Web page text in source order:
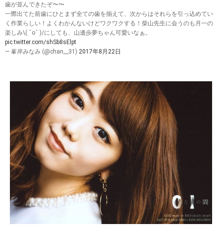
歯が並んできたぞ〜〜
一際出てた前歯にひとまず全ての歯を揃えて、次からはそれらを引っ込めてい
く作業らしい！よくわかんないけどワクワクする！柴山先生に会うのも月一の
楽しみ\( ˆoˆ )/にしても、山邊歩夢ちゃん可愛いなぁ。
pic.twitter.com/shSb8sElpt
— 峯岸みなみ (@chan__31) 2017年8月22日